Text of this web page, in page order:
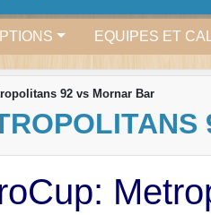
EQUIPES ET
92 vs Mornar Bar